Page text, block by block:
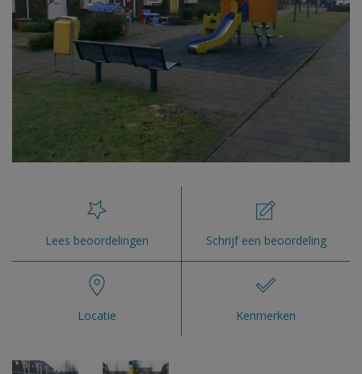
Lees beoordelingen Schrijf een beoordeling
Locatie Kenmerken